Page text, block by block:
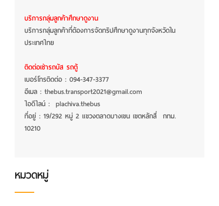
บริการกลุ่มลูกค้าศึกษาดูงาน
บริการกลุ่มลูกค้าที่ต้องการจัดทริปศึกษาดูงานทุกจังหวัดใน
ประเทศไทย
ติดต่อเช่ารถบัส รถตู้
เบอร์โทรติดต่อ : 094-347-3377
อีเมล : thebus.transport2021@gmail.com
ไอดีไลน์ : plachiva.thebus
ที่อยู่ : 19/292 หมู่ 2 แขวงตลาดบางเขน เขตหลักสี่ กทม.
10210
หมวดหมู่